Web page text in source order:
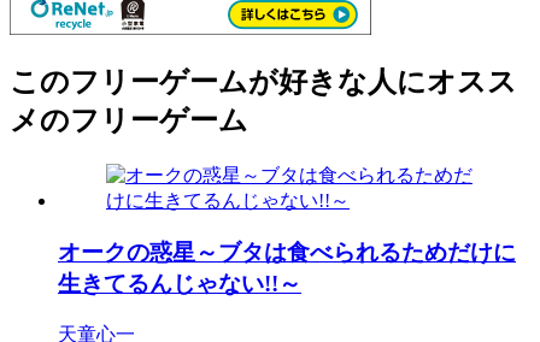
このフリーゲームが好きな人にオスス
メのフリーゲーム
オークの惑星～ブタは食べられるためだけに
生きてるんじゃない!!～
天童心一